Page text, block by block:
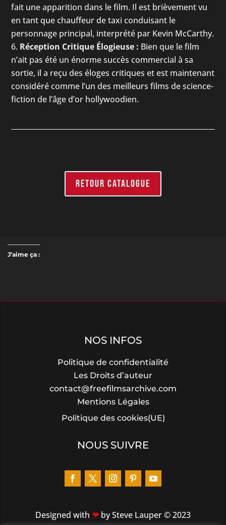
fait une apparition dans le film. Il est brièvement vu
en tant que chauffeur de taxi conduisant le
personnage principal, interprété par Kevin McCarthy.
Réception Critique Élogieuse : Bien que le film
n’ait pas été un énorme succès commercial à sa
sortie, il a reçu des éloges critiques et est maintenant
considéré comme l’un des meilleurs films de science-
fiction de l’âge d’or hollywoodien.
RETOUR CATALOGUE
J’aime ça :
NOS INFOS
Politique de confidentialité
Les Droits d’auteur
contact@freefilmsarchive.com
Mentions Légales
Politique des cookies(UE)
NOUS SUIVRE
Designed with by Steve Lauper © 2023